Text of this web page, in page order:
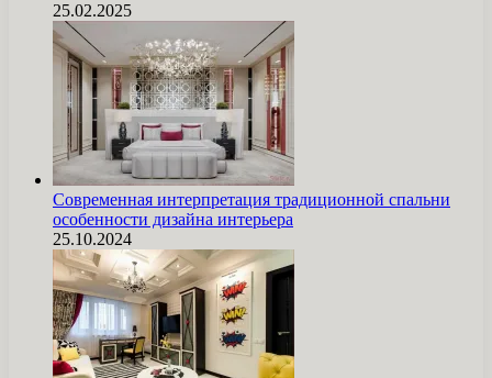
25.02.2025
Современная интерпретация традиционной спальни
особенности дизайна интерьера
25.10.2024